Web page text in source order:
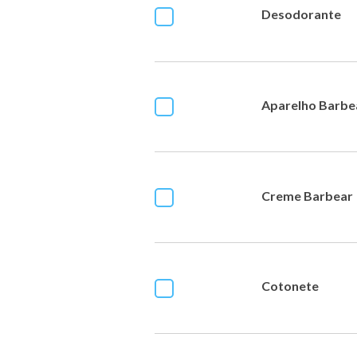
Desodorante
Aparelho
Creme Barbear
Cotonete